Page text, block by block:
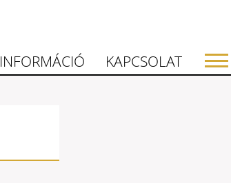
INFORMÁCIÓ KAPCSOLAT